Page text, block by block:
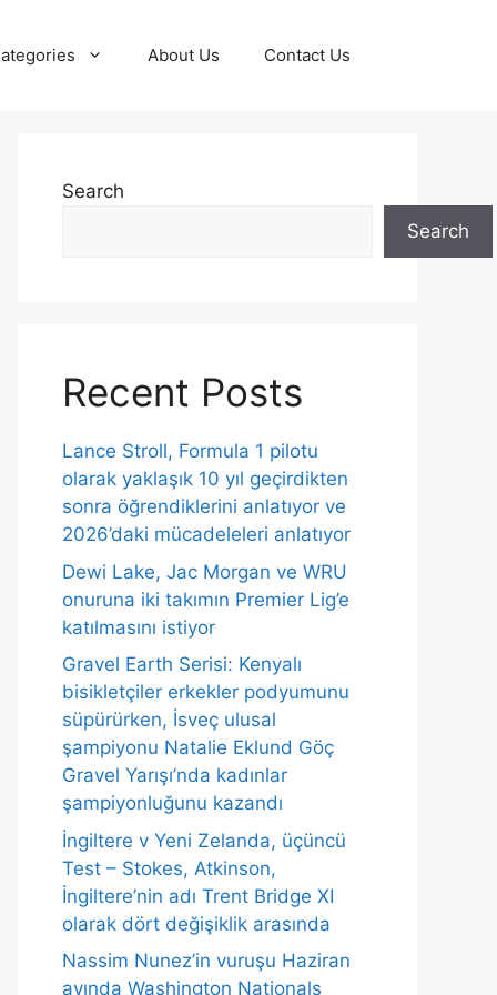
About Us Contact Us
Search
Search
Recent Posts
Lance Stroll, Formula 1 pilotu
olarak yaklaşık 10 yıl geçirdikten
sonra öğrendiklerini anlatıyor ve
2026’daki mücadeleleri anlatıyor
Dewi Lake, Jac Morgan ve WRU
onuruna iki takımın Premier Lig’e
katılmasını istiyor
Gravel Earth Serisi: Kenyalı
bisikletçiler erkekler podyumunu
süpürürken, İsveç ulusal
şampiyonu Natalie Eklund Göç
Gravel Yarışı’nda kadınlar
şampiyonluğunu kazandı
İngiltere v Yeni Zelanda, üçüncü
Test – Stokes, Atkinson,
İngiltere’nin adı Trent Bridge XI
olarak dört değişiklik arasında
Nassim Nunez’in vuruşu Haziran
ayında Washington Nationals